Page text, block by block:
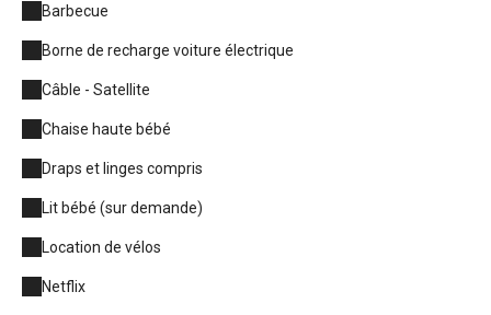
Barbecue
Borne de recharge voiture électrique
Câble - Satellite
Chaise haute bébé
Draps et linges compris
Lit bébé (sur demande)
Location de vélos
Netflix